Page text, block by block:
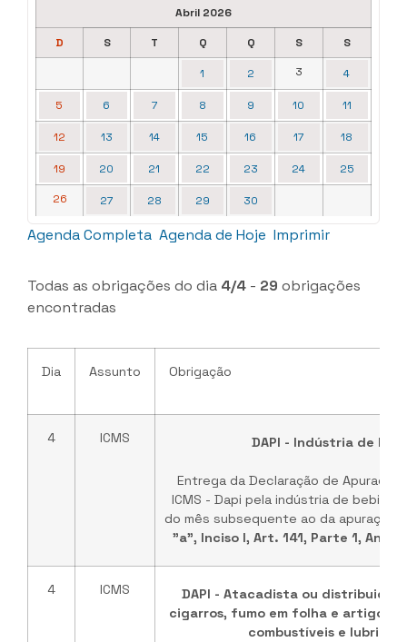
Abril 2026
D S T Q Q S S
1 2 3 4
5 6 7 8 9 10 11
12 13 14 15 16 17 18
19 20 21 22 23 24 25
26 27 28 29 30
Agenda Completa Agenda de Hoje Imprimir
Todas as obrigações do dia 4/4 - 29 obrigações
encontradas
Dia Assunto Obrigação
4 ICMS DAPI - Indústria de
Entrega da Declaração de Apuração
ICMS - Dapi pela indústria de
do mês subsequente ao da apuração.
"a", Inciso I, Art. 141, Parte 1, Anexo
4 ICMS
DAPI - Atacadista ou distribuidor
cigarros, fumo em folha e artigos
combustíveis e